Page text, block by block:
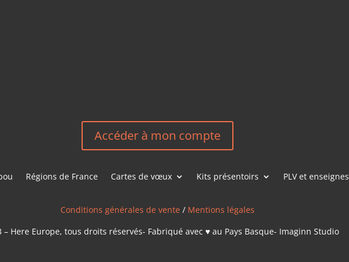
Accéder à mon compte
Régions de France Cartes de vœux Kits présentoirs PLV et enseignes
Conditions générales de vente / Mentions légales
– Here Europe, tous droits réservés- Fabriqué avec ♥ au Pays Basque- Imaginn Studio